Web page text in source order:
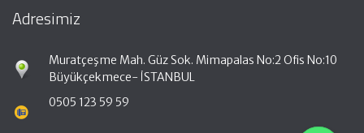
Adresimiz
Muratçeşme Mah. Güz Sok. Mimapalas No:2 Ofis No:10
Büyükçekmece- İSTANBUL
0505 123 59 59